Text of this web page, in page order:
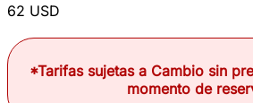
62 USD
*Tarifas sujetas a Cambio sin
momento de